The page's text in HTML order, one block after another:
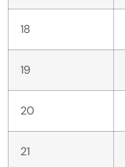
18
19
20
21